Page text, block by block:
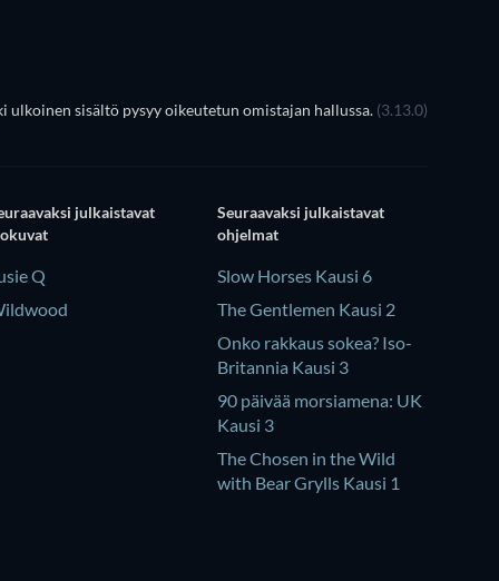
ulkoinen sisältö pysyy oikeutetun omistajan hallussa. (3.13.0)
julkaistavat
Q
Seuraavaksi julkaistavat
ohjelmat
Slow Horses Kausi 6
The Gentlemen Kausi 2
Onko rakkaus sokea? Iso-
Britannia Kausi 3
90 päivää morsiamena: UK
Kausi 3
The Chosen in the Wild
with Bear Grylls Kausi 1